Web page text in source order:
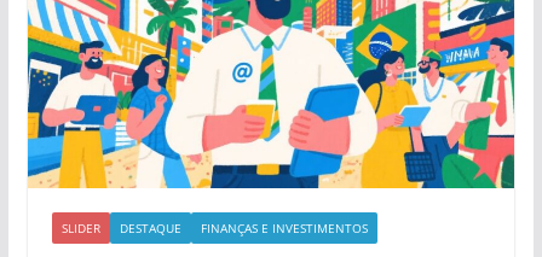
SLIDER DESTAQUE FINANÇAS E INVESTIMENTOS